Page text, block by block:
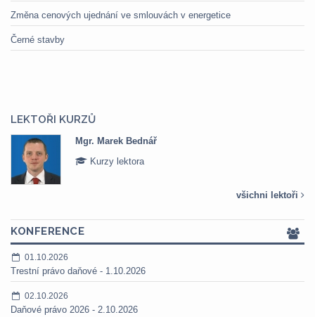
Změna cenových ujednání ve smlouvách v energetice
Černé stavby
LEKTOŘI KURZŮ
Mgr. Marek Bednář
Kurzy lektora
všichni lektoři
KONFERENCE
01.10.2026
Trestní právo daňové - 1.10.2026
02.10.2026
Daňové právo 2026 - 2.10.2026